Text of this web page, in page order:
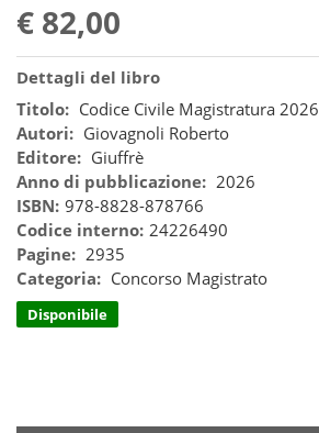
€ 82,00
Dettagli del libro
Titolo: Codice Civile Magistratura 2026
Autori: Giovagnoli Roberto
Editore: Giuffrè
Anno di pubblicazione: 2026
ISBN: 978-8828-878766
Codice interno: 24226490
Pagine: 2935
Categoria: Concorso Magistrato
Disponibile